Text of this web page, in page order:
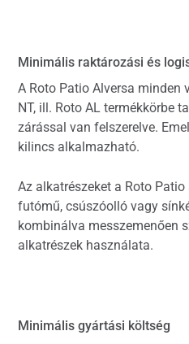
Minimális raktározási és
A Roto Patio Alversa minden
NT, ill. Roto AL termékkörbe
zárással van felszerelve.
kilincs alkalmazható.
Az alkatrészeket a Roto
futómű, csúszóolló vagy
kombinálva messzemenően
alkatrészek használata.
Minimális gyártási költség